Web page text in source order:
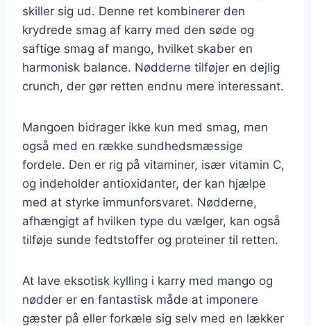
skiller sig ud. Denne ret kombinerer den
krydrede smag af karry med den søde og
saftige smag af mango, hvilket skaber en
harmonisk balance. Nødderne tilføjer en dejlig
crunch, der gør retten endnu mere interessant.
Mangoen bidrager ikke kun med smag, men
også med en række sundhedsmæssige
fordele. Den er rig på vitaminer, især vitamin C,
og indeholder antioxidanter, der kan hjælpe
med at styrke immunforsvaret. Nødderne,
afhængigt af hvilken type du vælger, kan også
tilføje sunde fedtstoffer og proteiner til retten.
At lave eksotisk kylling i karry med mango og
nødder er en fantastisk måde at imponere
gæster på eller forkæle sig selv med en lækker